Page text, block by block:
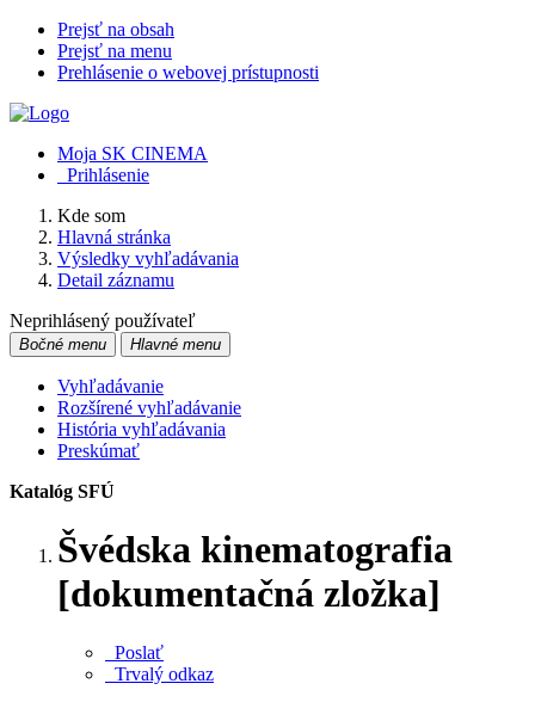
Prejsť na obsah
Prejsť na menu
Prehlásenie o webovej prístupnosti
Moja SK CINEMA
Prihlásenie
Kde som
Hlavná stránka
Výsledky vyhľadávania
Detail záznamu
Neprihlásený používateľ
Bočné menu Hlavné menu
Vyhľadávanie
Rozšírené vyhľadávanie
História vyhľadávania
Preskúmať
Katalóg SFÚ
Švédska kinematografia
[dokumentačná zložka]
Poslať
Trvalý odkaz